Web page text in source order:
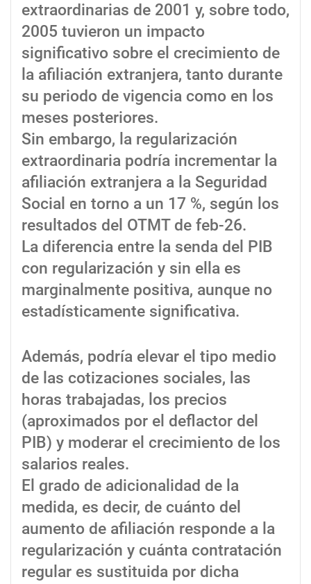
extraordinarias de 2001 y, sobre todo,
2005 tuvieron un impacto
significativo sobre el crecimiento de
la afiliación extranjera, tanto durante
su periodo de vigencia como en los
meses posteriores.
Sin embargo, la regularización
extraordinaria podría incrementar la
afiliación extranjera a la Seguridad
Social en torno a un 17 %, según los
resultados del OTMT de feb-26.
La diferencia entre la senda del PIB
con regularización y sin ella es
marginalmente positiva, aunque no
estadísticamente significativa.
Además, podría elevar el tipo medio
de las cotizaciones sociales, las
horas trabajadas, los precios
(aproximados por el deflactor del
PIB) y moderar el crecimiento de los
salarios reales.
El grado de adicionalidad de la
medida, es decir, de cuánto del
aumento de afiliación responde a la
regularización y cuánta contratación
regular es sustituida por dicha